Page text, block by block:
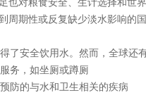
对粮食安全、生计选择和世界
周期性或反复缺少淡水影响的国
了安全饮用水。然而，全球还
务，如坐厕或蹲厕
防的与水和卫生相关的疾病